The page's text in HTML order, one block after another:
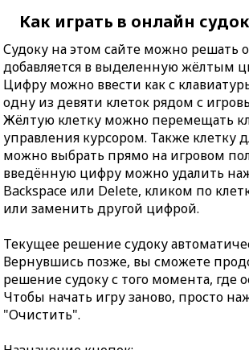
Как играть в онлайн
Судоку на этом сайте можно решать
добавляется в выделенную жёлтым
Цифру можно ввести как с
одну из девяти клеток рядом с
Жёлтую клетку можно перемещать
управления курсором. Также клетку
можно выбрать прямо на игровом
введённую цифру можно удалить
Backspace или Delete, кликом по
или заменить другой цифрой.
Текущее решение судоку
Вернувшись позже, вы сможете
решение судоку с того момента, где
Чтобы начать игру заново, просто
"Очистить".